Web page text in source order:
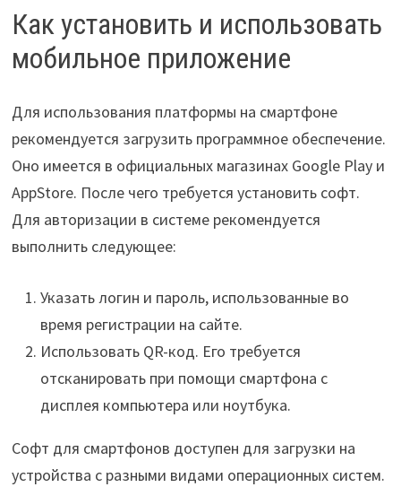
Как установить и использовать
мобильное приложение
Для использования платформы на смартфоне
рекомендуется загрузить программное обеспечение.
Оно имеется в официальных магазинах Google Play и
AppStore. После чего требуется установить софт.
Для авторизации в системе рекомендуется
выполнить следующее:
Указать логин и пароль, использованные во
время регистрации на сайте.
Использовать QR-код. Его требуется
отсканировать при помощи смартфона с
дисплея компьютера или ноутбука.
Софт для смартфонов доступен для загрузки на
устройства с разными видами операционных систем.